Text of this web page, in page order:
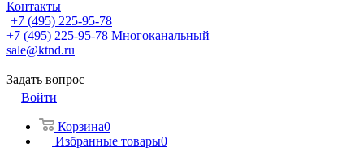
Контакты
+7 (495) 225-95-78
+7 (495) 225-95-78 Многоканальный
sale@ktnd.ru
Задать вопрос
Войти
Корзина0
Избранные товары0